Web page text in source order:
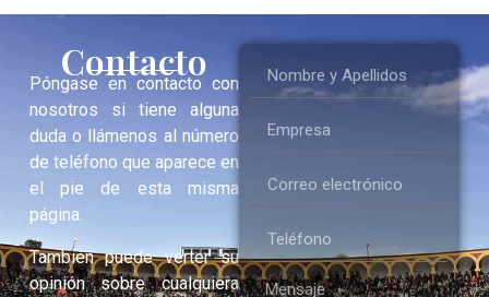
Contacto
Póngase en contacto con
nosotros si tiene alguna
duda o llámenos al número
de teléfono que aparece en
el pie de esta misma
página.
También puede verter su
opinión sobre cualquiera